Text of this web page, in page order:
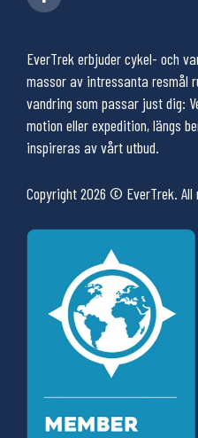
EverTrek erbjuder cykel- och
massor av intressanta resmål
vandring som passar just dig:
motion eller expedition, längs
inspireras av vårt utbud.
Copyright 2026 © EverTrek. All